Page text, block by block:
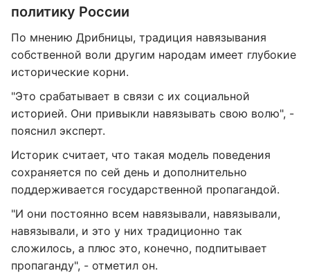
политику России
По мнению Дрибницы, традиция навязывания
собственной воли другим народам имеет глубокие
исторические корни.
"Это срабатывает в связи с их социальной
историей. Они привыкли навязывать свою волю", -
пояснил эксперт.
Историк считает, что такая модель поведения
сохраняется по сей день и дополнительно
поддерживается государственной пропагандой.
"И они постоянно всем навязывали, навязывали,
навязывали, и это у них традиционно так
сложилось, а плюс это, конечно, подпитывает
пропаганду", - отметил он.